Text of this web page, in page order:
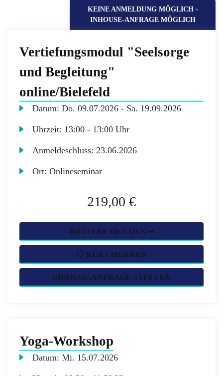
KEINE ANMELDUNG MÖGLICH -
INHOUSE-ANFRAGE MÖGLICH
Vertiefungsmodul "Seelsorge
und Begleitung"
online/Bielefeld
Datum:Do. 09.07.2026 - Sa. 19.09.2026
Uhrzeit: 13:00 - 13:00 Uhr
Anmeldeschluss:23.06.2026
Ort:Onlineseminar
219,00 €
WEITERE DETAILS ➞
KURS MERKEN
INHOUSE-ANFRAGE STELLEN
Yoga-Workshop
Datum:Mi. 15.07.2026